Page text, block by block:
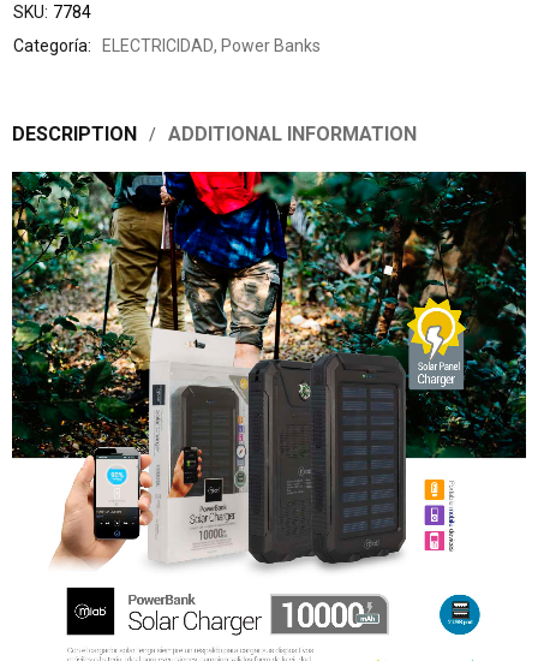
SKU: 7784
Categoría:
ELECTRICIDAD, Power Banks
DESCRIPTION ADDITIONAL INFORMATION